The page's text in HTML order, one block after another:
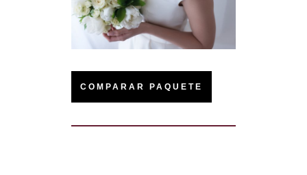
COMPARAR PAQUETE